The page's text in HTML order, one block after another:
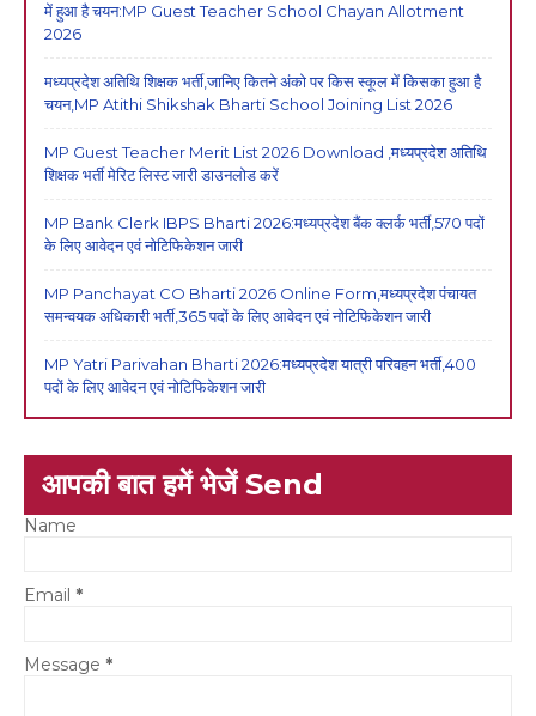
में हुआ है चयन:MP Guest Teacher School Chayan Allotment
2026
मध्यप्रदेश अतिथि शिक्षक भर्ती,जानिए कितने अंको पर किस स्कूल में किसका हुआ है
चयन,MP Atithi Shikshak Bharti School Joining List 2026
MP Guest Teacher Merit List 2026 Download ,मध्यप्रदेश अतिथि
शिक्षक भर्ती मेरिट लिस्ट जारी डाउनलोड करें
MP Bank Clerk IBPS Bharti 2026:मध्यप्रदेश बैंक क्लर्क भर्ती,570 पदों
के लिए आवेदन एवं नोटिफिकेशन जारी
MP Panchayat CO Bharti 2026 Online Form,मध्यप्रदेश पंचायत
समन्वयक अधिकारी भर्ती,365 पदों के लिए आवेदन एवं नोटिफिकेशन जारी
MP Yatri Parivahan Bharti 2026:मध्यप्रदेश यात्री परिवहन भर्ती,400
पदों के लिए आवेदन एवं नोटिफिकेशन जारी
आपकी बात हमें भेजें Send
Name
Email *
Message *